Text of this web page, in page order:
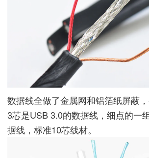
数据线全做了金属网和铝箔纸屏蔽
3芯是USB 3.0的数据线，细点的一
据线，标准10芯线材。